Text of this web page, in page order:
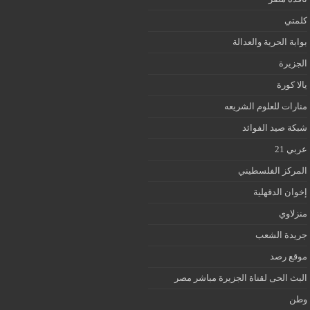
كلمتي
بوابة الحرية والعدالة
الجزيرة
يالا كورة
منارات للعلوم الشريعه
شبكة صيد الفوائد
عربي 21
المركز الفلسطيني
إخوان الدقهلية
منزلاوي
جريدة الشعب
موقع رصد
البث الحى لقناة الجزيرة مباشر مصر
وطن